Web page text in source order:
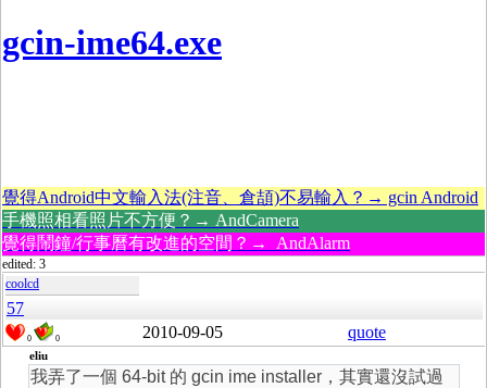
gcin-ime64.exe
覺得Android中文輸入法(注音、倉頡)不易輸入？→ gcin Android
手機照相看照片不方便？→ AndCamera
覺得鬧鐘/行事曆有改進的空間？→ AndAlarm
edited: 3
coolcd
57
0 0 2010-09-05 quote
eliu
我弄了一個 64-bit 的 gcin ime installer，其實還沒試過